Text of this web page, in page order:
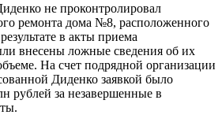
не проконтролировал
ремонта дома №8, расположенного
в акты приема
внесены ложные сведения об их
На счет подрядной организации
Диденко заявкой было
рублей за незавершенные в